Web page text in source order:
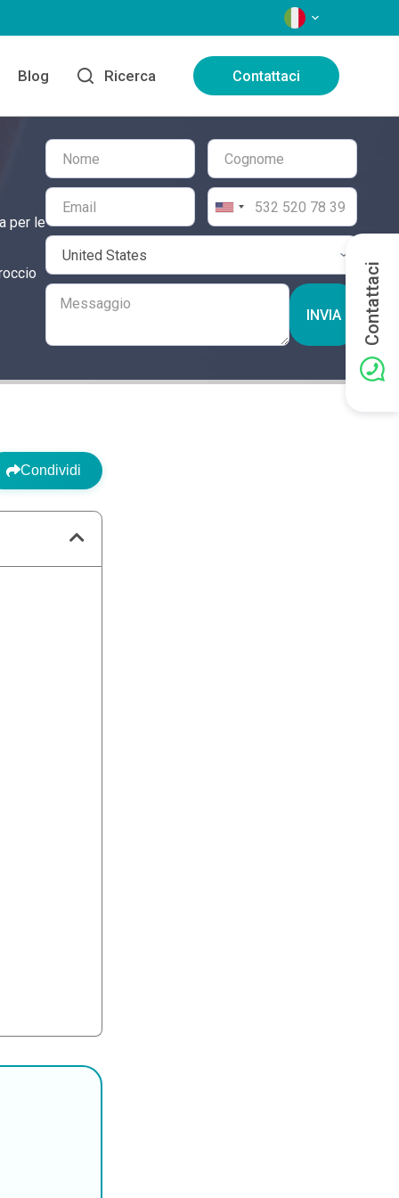
LINGUE
Blog Ricerca Contattaci
per le
INVIA
Condividi
Contattaci